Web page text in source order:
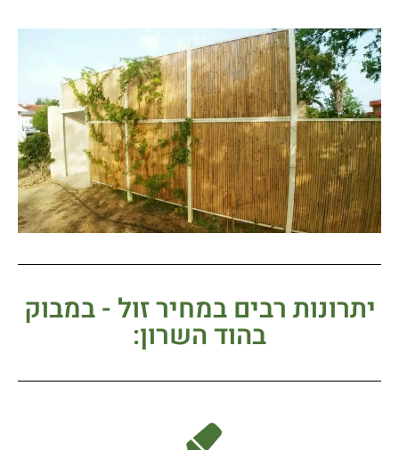
יתרונות רבים במחיר זול - במבוק
בהוד השרון: